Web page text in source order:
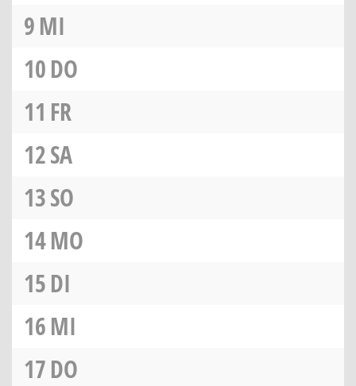
9MI
10DO
11 FR
12SA
13SO
14MO
15DI
16MI
17DO